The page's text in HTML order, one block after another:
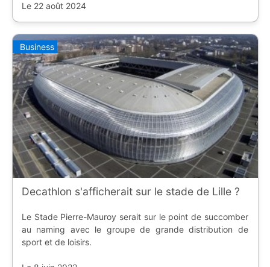
Le 22 août 2024
Business
Decathlon s'afficherait sur le stade de Lille ?
Le Stade Pierre-Mauroy serait sur le point de succomber
au naming avec le groupe de grande distribution de
sport et de loisirs.